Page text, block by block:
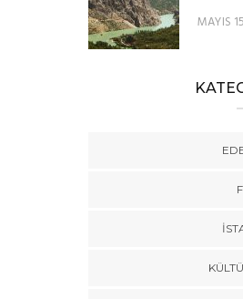
MAYIS